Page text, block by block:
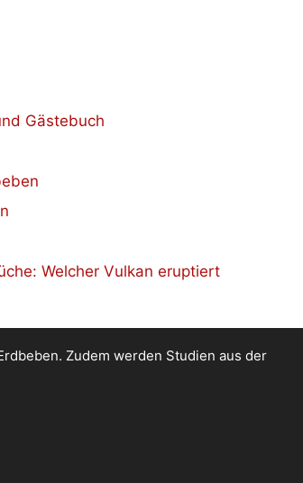
Gästebuch
Welcher Vulkan eruptiert
Zudem werden Studien aus der